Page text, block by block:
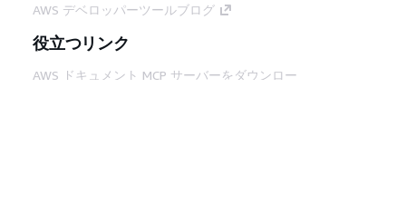
AWS デベロッパーツールブログ
役立つリンク
AWS ドキュメント MCP サーバーをダウンロー